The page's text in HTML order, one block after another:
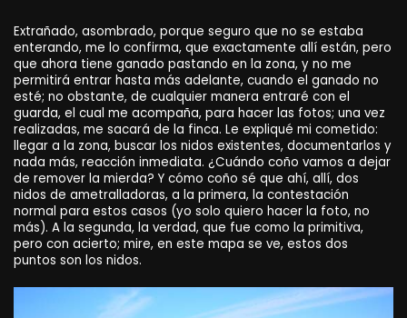
Extrañado, asombrado, porque seguro que no se estaba
enterando, me lo confirma, que exactamente allí están, pero
que ahora tiene ganado pastando en la zona, y no me
permitirá entrar hasta más adelante, cuando el ganado no
esté; no obstante, de cualquier manera entraré con el
guarda, el cual me acompaña, para hacer las fotos; una vez
realizadas, me sacará de la finca. Le expliqué mi cometido:
llegar a la zona, buscar los nidos existentes, documentarlos y
nada más, reacción inmediata. ¿Cuándo coño vamos a dejar
de remover la mierda? Y cómo coño sé que ahí, allí, dos
nidos de ametralladoras, a la primera, la contestación
normal para estos casos (yo solo quiero hacer la foto, no
más). A la segunda, la verdad, que fue como la primitiva,
pero con acierto; mire, en este mapa se ve, estos dos
puntos son los nidos.